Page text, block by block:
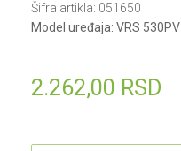
Šifra artikla: 051650
Model uređaja: VRS 530PV
2.262,00 RSD